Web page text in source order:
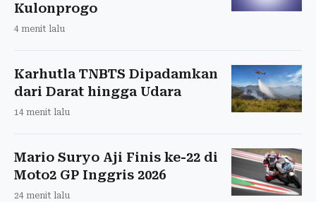
Kulonprogo
4 menit lalu
Karhutla TNBTS Dipadamkan
dari Darat hingga Udara
14 menit lalu
Mario Suryo Aji Finis ke-22 di
Moto2 GP Inggris 2026
24 menit lalu